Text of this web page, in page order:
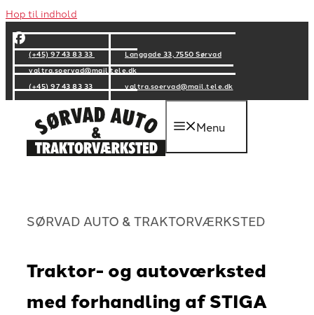
Hop til indhold
(+45) 97 43 83 33
Langgade 33, 7550 Sørvad
valtra.soervad@mail.tele.dk
(+45) 97 43 83 33
valtra.soervad@mail.tele.dk
Menu
SØRVAD AUTO & TRAKTORVÆRKSTED
Traktor- og autoværksted
med forhandling af STIGA